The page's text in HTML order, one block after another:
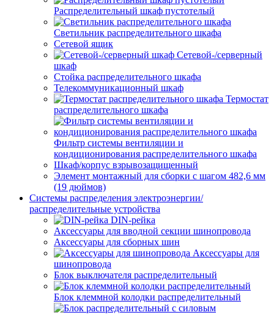
Распределительный шкаф пустотелый
Светильник распределительного шкафа
Сетевой ящик
Сетевой-/серверный
шкаф
Стойка распределительного шкафа
Телекоммуникационный шкаф
Термостат
распределительного шкафа
Фильтр системы вентиляции и
кондиционирования распределительного шкафа
Шкаф/корпус взрывозащищенный
Элемент монтажный для сборки с шагом 482,6 мм
(19 дюймов)
Системы распределения электроэнергии/
распределительные устройства
DIN-рейка
Аксессуары для вводной секции шинопровода
Аксессуары для сборных шин
Аксессуары для
шинопровода
Блок выключателя распределительный
Блок клеммной колодки распределительный